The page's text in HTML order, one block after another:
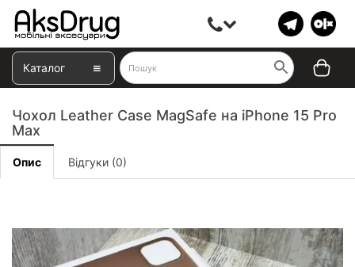
Каталог
Чохол Leather Case MagSafe на iPhone 15 Pro
Max
Опис Відгуки (0)